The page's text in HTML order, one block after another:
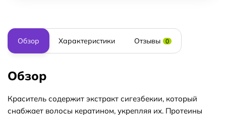
Обзор Характеристики Отзывы 0
Обзор
Краситель содержит экстракт сигезбекии, который
снабжает волосы кератином, укрепляя их. Протеины